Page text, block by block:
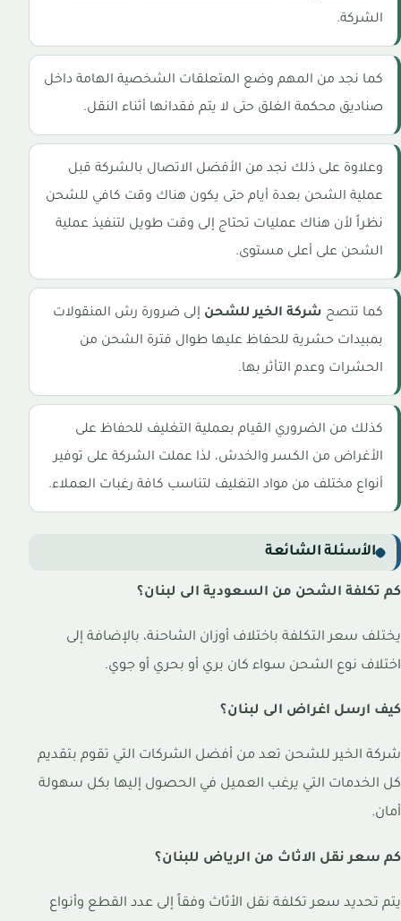
الشركة.
كما نجد من المهم وضع المتعلقات الشخصية الهامة داخل
صناديق محكمة الغلق حتى لا يتم فقدانها أثناء النقل.
وعلاوة على ذلك نجد من الأفضل الاتصال بالشركة قبل
عملية الشحن بعدة أيام حتى يكون هناك وقت كافي للشحن
نظراً لأن هناك عمليات تحتاج إلى وقت طويل لتنفيذ عملية
الشحن على أعلى مستوى.
كما تنصح شركة الخير للشحن إلى ضرورة رش المنقولات
بمبيدات حشرية للحفاظ عليها طوال فترة الشحن من
الحشرات وعدم التأثر بها.
كذلك من الضروري القيام بعملية التغليف للحفاظ على
الأغراض من الكسر والخدش، لذا عملت الشركة على توفير
أنواع مختلف من مواد التغليف لتناسب كافة رغبات العملاء.
الأسئلة الشائعة
كم تكلفة الشحن من السعودية الى لبنان؟
يختلف سعر التكلفة باختلاف أوزان الشاحنة، بالإضافة إلى
اختلاف نوع الشحن سواء كان بري أو بحري أو جوي.
كيف ارسل اغراض الى لبنان؟
شركة الخير للشحن تعد من أفضل الشركات التي تقوم بتقديم
كل الخدمات التي يرغب العميل في الحصول إليها بكل سهولة
أمان.
كم سعر نقل الاثاث من الرياض للبنان؟
يتم تحديد سعر تكلفة نقل الأثاث وفقاً إلى عدد القطع وأنواع